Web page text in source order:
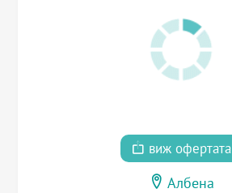
виж офертата
Албена